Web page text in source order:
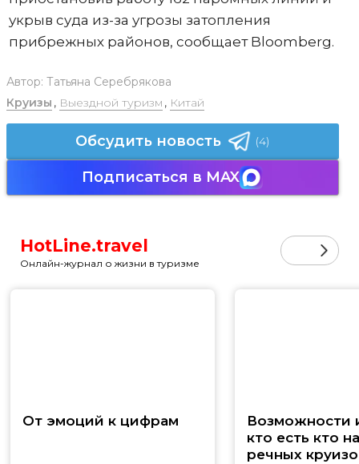
укрыв суда из-за угрозы затопления
прибрежных районов, сообщает Bloomberg.
Автор: Татьяна Серебрякова
Круизы , Выездной туризм , Китай
Обсудить новость (4)
Подписаться в MAX
HotLine.travel
Онлайн-журнал о жизни в туризме
От эмоций к цифрам
Возможности
кто есть кто
речных